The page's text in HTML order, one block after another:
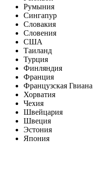
Румыния
Сингапур
Словакия
Словения
США
Таиланд
Турция
Финляндия
Франция
Французская Гвиана
Хорватия
Чехия
Швейцария
Швеция
Эстония
Япония